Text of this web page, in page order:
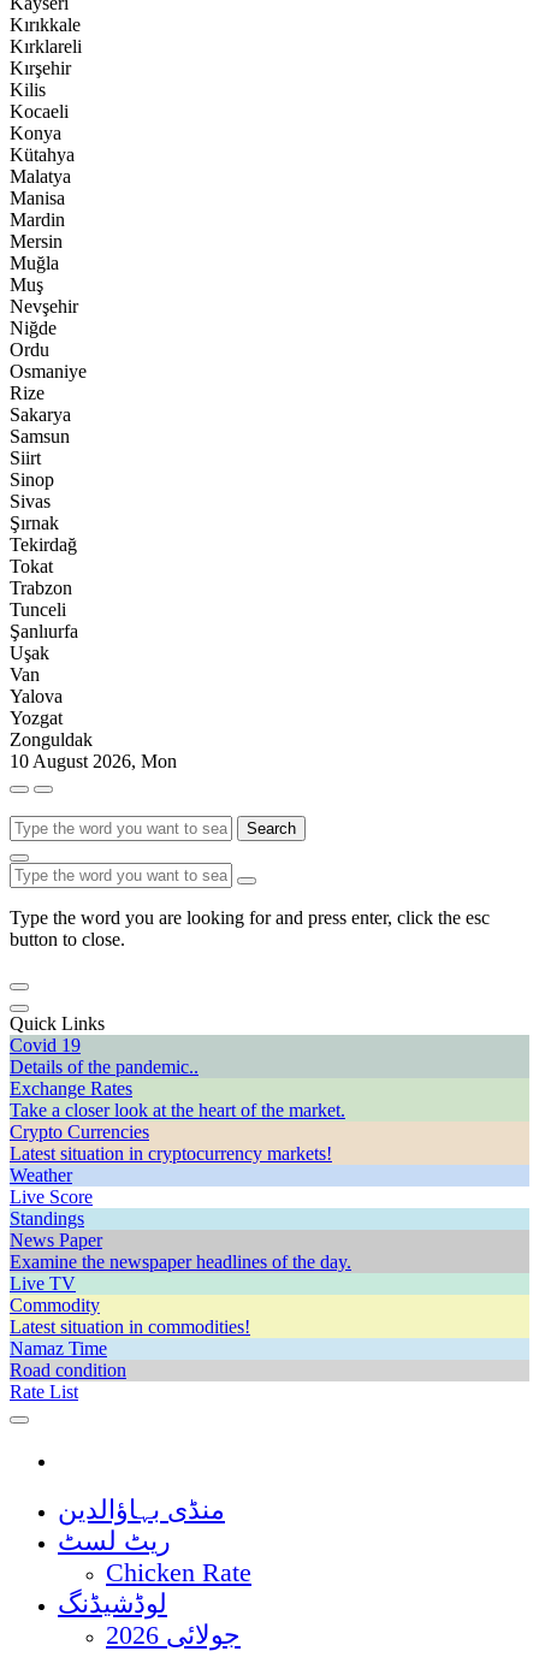
Kırıkkale
Kırklareli
Kırşehir
Kilis
Kocaeli
Konya
Kütahya
Malatya
Manisa
Mardin
Mersin
Muğla
Muş
Nevşehir
Niğde
Ordu
Osmaniye
Rize
Sakarya
Samsun
Siirt
Sinop
Sivas
Şırnak
Tekirdağ
Tokat
Trabzon
Tunceli
Şanlıurfa
Uşak
Van
Yalova
Yozgat
Zonguldak
10 August 2026, Mon
Search
Type the word you are looking for and press enter, click the esc
button to close.
Quick Links
Covid 19
Details of the pandemic..
Exchange Rates
Take a closer look at the heart of the market.
Crypto Currencies
Latest situation in cryptocurrency markets!
Weather
Live Score
Standings
News Paper
Examine the newspaper headlines of the day.
Live TV
Commodity
Latest situation in commodities!
Namaz Time
Road condition
Rate List
منڈی بہاؤالدین
ریٹ لسٹ
Chicken Rate
لوڈشیڈنگ
جولائی 2026